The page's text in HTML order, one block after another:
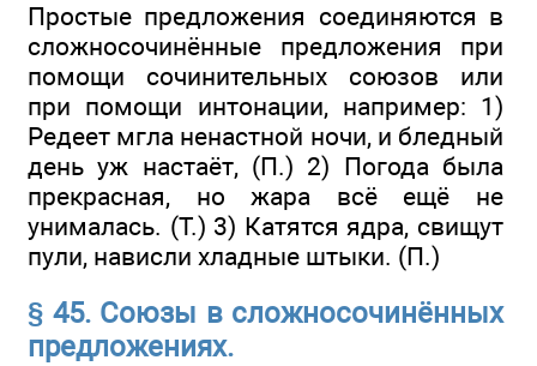
Простые предложения соединяются в
сложносочинённые предложения при
помощи сочинительных союзов или
при помощи интонации, например: 1)
Редеет мгла ненастной ночи, и бледный
день уж настаёт, (П.) 2) Погода была
прекрасная, но жара всё ещё не
унималась. (Т.) 3) Катятся ядра, свищут
пули, нависли хладные штыки. (П.)
§ 45. Союзы в сложносочинённых
предложениях.